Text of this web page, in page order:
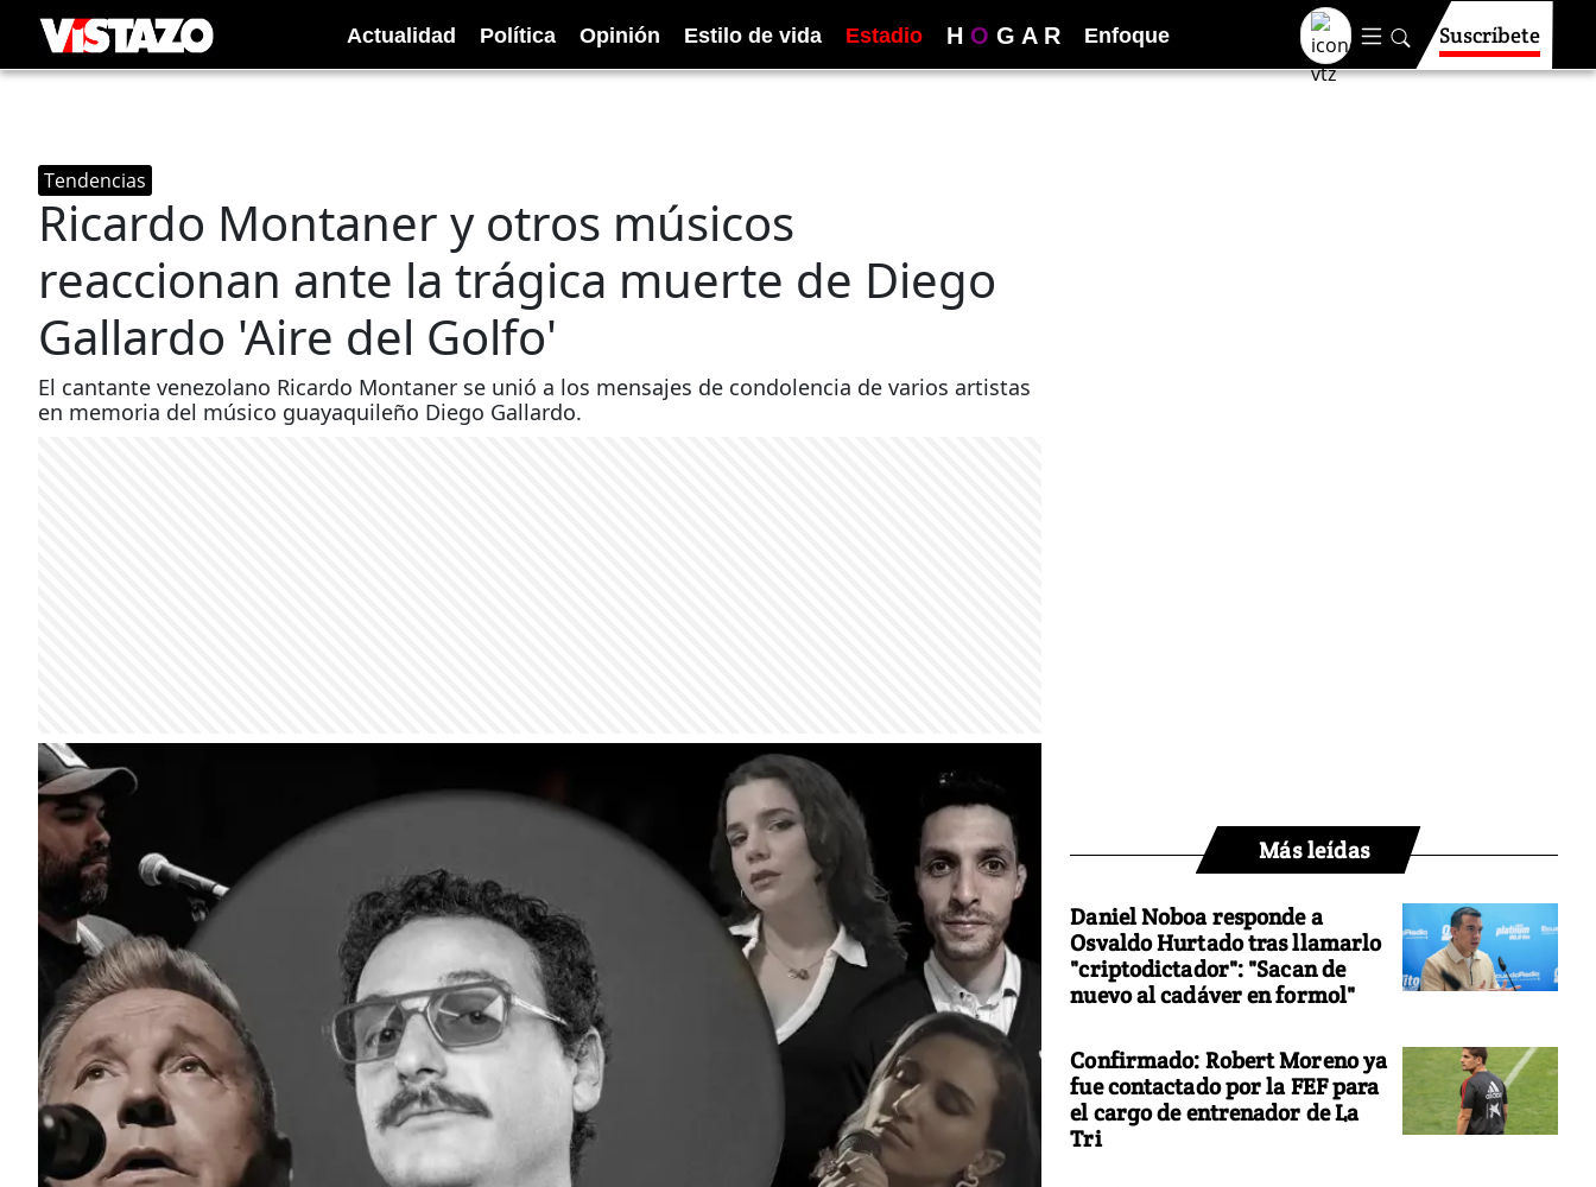
Actualidad Política Opinión Estilo de vida Estadio H O G A R Enfoque Suscríbete
Tendencias
Ricardo Montaner y otros músicos
reaccionan ante la trágica muerte de Diego
Gallardo 'Aire del Golfo'
El cantante venezolano Ricardo Montaner se unió a los mensajes de condolencia de varios artistas
en memoria del músico guayaquileño Diego Gallardo.
Más leídas
Daniel Noboa responde a
Osvaldo Hurtado tras llamarlo
"criptodictador": "Sacan de
nuevo al cadáver en formol"
Confirmado: Robert Moreno ya
fue contactado por la FEF para
el cargo de entrenador de La
Tri